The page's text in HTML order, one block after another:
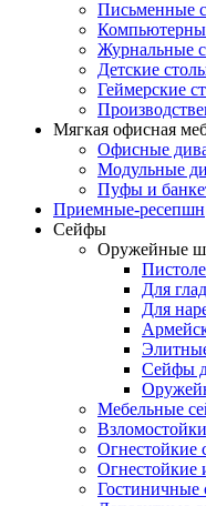
Письменные
Журнальные
Детские
Геймерские
Мягкая офисная
Офисные
Модульные
Пуфы и
Приемные-ресепшн
Сейфы
Оружейные
Для
Для
Сейфы
Мебельные
Огнестойкие
Огнестойкие
Гостиничные